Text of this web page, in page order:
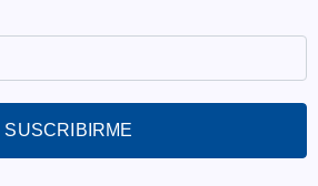
SUSCRIBIRME